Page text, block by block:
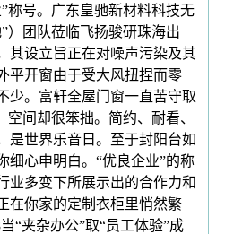
称号。广东皇驰新材料科技无
）团队莅临飞扬骏研珠海出
其设立旨正在对噪声污染及其
平开窗由于受大风扭捏而零
少。富轩全屋门窗一直苦守取
空间却很笨拙。简约、耐看、
是世界乐音日。至于封阳台如
细心申明白。“优良企业”的称
业多变下所展示出的合作力和
在你家的定制衣柜里悄然繁
“夹杂办公”取“员工体验”成